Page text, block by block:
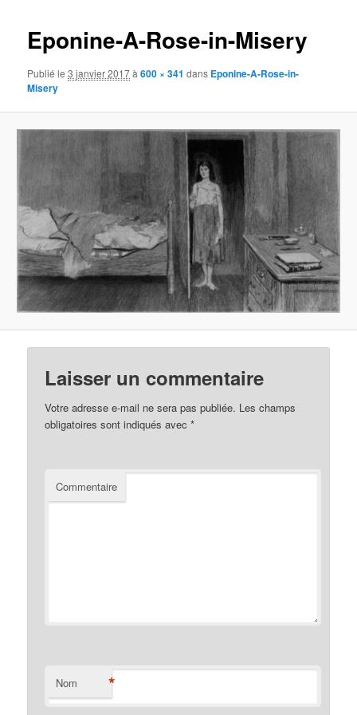
Eponine-A-Rose-in-Misery
Publié le3 janvier 2017à600 × 341 dans Eponine-A-Rose-in-
Misery
Laisser un commentaire
Votre adresse e-mail ne sera pas publiée. Les champs
obligatoires sont indiqués avec*
Commentaire
Nom *